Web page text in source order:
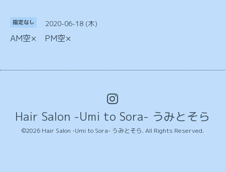
指定なし 2020-06-18 (木)
AM空× PM空×
Hair Salon -Umi to Sora- うみとそら
©2026 Hair Salon -Umi to Sora- うみとそら. All Rights Reserved.